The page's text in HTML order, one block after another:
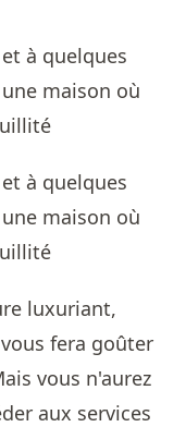
luxuriant,
fera goûter
vous n'aurez
aux services